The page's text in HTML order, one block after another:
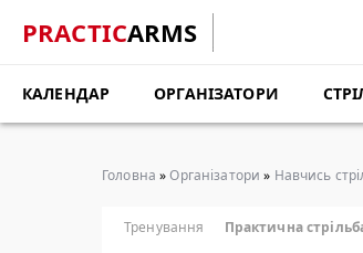
PRACTICARMS
КАЛЕНДАР ОРГАНІЗАТОРИ
Головна »Організатори » Навчись
Тренування Практична